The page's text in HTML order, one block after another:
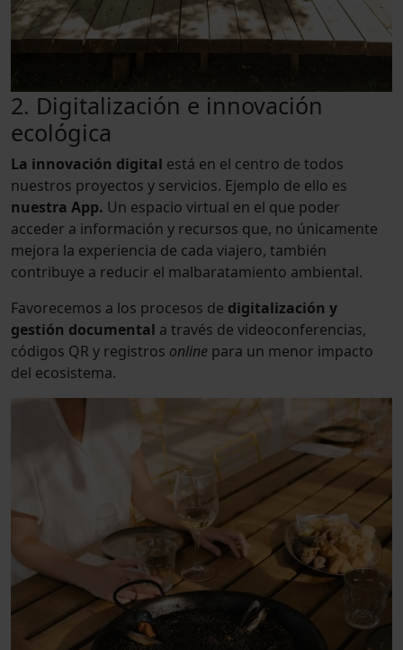
2. Digitalización e innovación
ecológica
La innovación digital está en el centro de todos
nuestros proyectos y servicios. Ejemplo de ello es
nuestra App. Un espacio virtual en el que poder
acceder a información y recursos que, no únicamente
mejora la experiencia de cada viajero, también
contribuye a reducir el malbaratamiento ambiental.
Favorecemos a los procesos de digitalización y
gestión documental a través de videoconferencias,
códigos QR y registros online para un menor impacto
del ecosistema.